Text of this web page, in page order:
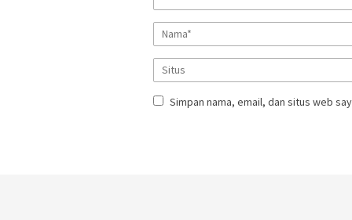
Simpan nama, email, dan situs web